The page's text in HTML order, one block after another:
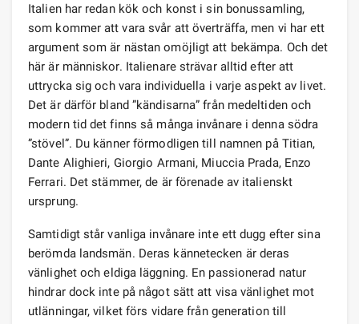
Italien har redan kök och konst i sin bonussamling,
som kommer att vara svår att överträffa, men vi har ett
argument som är nästan omöjligt att bekämpa. Och det
här är människor. Italienare strävar alltid efter att
uttrycka sig och vara individuella i varje aspekt av livet.
Det är därför bland ”kändisarna” från medeltiden och
modern tid det finns så många invånare i denna södra
”stövel”. Du känner förmodligen till namnen på Titian,
Dante Alighieri, Giorgio Armani, Miuccia Prada, Enzo
Ferrari. Det stämmer, de är förenade av italienskt
ursprung.
Samtidigt står vanliga invånare inte ett dugg efter sina
berömda landsmän. Deras kännetecken är deras
vänlighet och eldiga läggning. En passionerad natur
hindrar dock inte på något sätt att visa vänlighet mot
utlänningar, vilket förs vidare från generation till